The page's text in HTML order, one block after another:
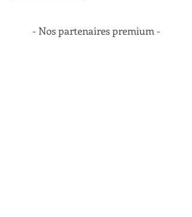
- Nos partenaires premium -